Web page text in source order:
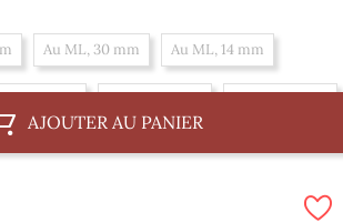
Au ML, 30 mm Au ML, 14 mm
ML, 36 mm Au ML, 12 mm Au ML, 18 mm
AJOUTER AU PANIER